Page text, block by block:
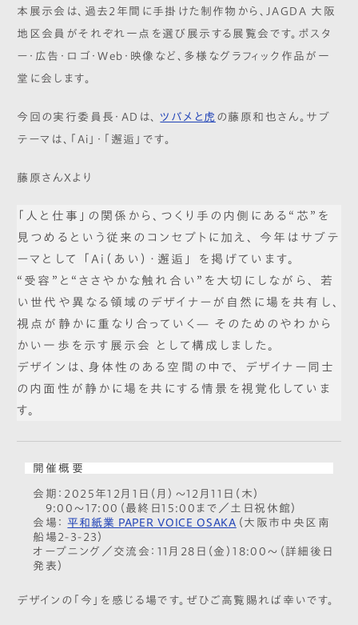
本展示会は、過去2年間に手掛けた制作物から、JAGDA 大阪
地区会員がそれぞれ一点を選び展示する展覧会です。ポスタ
ー・広告・ロゴ・Web・映像など、多様なグラフィック作品が一
堂に会します。
今回の実行委員長・ADは、 ツバメと虎の藤原和也さん。サブ
テーマは、「Ai」・「邂逅」です。
藤原さんXより
「人と仕事」の関係から、つくり手の内側にある“芯”を
見つめるという従来のコンセプトに加え、 今年はサブテ
ーマとして 「Ai（あい）・邂逅」 を掲げています。
“受容”と“ささやかな触れ合い”を大切にしながら、 若
い世代や異なる領域のデザイナーが自然に場を共有し、
視点が静かに重なり合っていく— そのためのやわから
かい一歩を示す展示会 として構成しました。
デザインは、身体性のある空間の中で、 デザイナー同士
の内面性が静かに場を共にする情景を視覚化していま
す。
開催概要
会期：2025年12月1日（月）〜12月11日（木）
9:00〜17:00（最終日15:00まで／土日祝休館）
会場： 平和紙業 PAPER VOICE OSAKA（大阪市中央区南
船場2-3-23）
オープニング／交流会：11月28日（金）18:00〜（詳細後日
発表）
デザインの「今」を感じる場です。ぜひご高覧賜れば幸いです。